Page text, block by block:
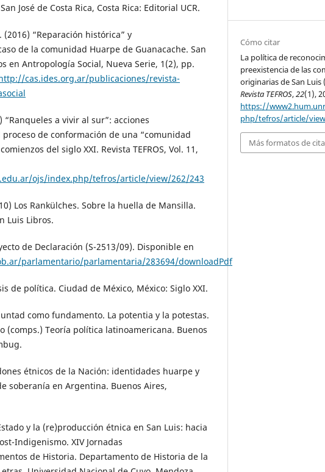
José de Costa Rica, Costa Rica: Editorial UCR.
“Reparación histórica” y
de la comunidad Huarpe de Guanacache. San
en Antropología Social, Nueva Serie, 1(2), pp.
cas.ides.org.ar/publicaciones/revista­
“Ranqueles a vivir al sur”: acciones
de conformación de una “comunidad
del siglo XXI. Revista TEFROS, Vol. 11,
ojs/index.php/tefros/article/view/262/243
Los Rankülches. Sobre la huella de Mansilla.
Luis Libros.
de Declaración (S-2513/09). Disponible en
parlamentario/parlamentaria/283694/downloadPdf
de política. Ciudad de México, México: Siglo XXI.
como fundamento. La potentia y la potestas.
(comps.) Teoría política latinoamericana. Buenos
étnicos de la Nación: identidades huarpe y
soberanía en Argentina. Buenos Aires,
y la (re)producción étnica en San Luis: hacia
Indigenismo. XIV Jornadas
de Historia. Departamento de Historia de la
Cómo citar
La política de
preexistencia de las
originarias de San
Revista TEFROS,22(1),
https://
php/tefros/article/
Más formatos de cita